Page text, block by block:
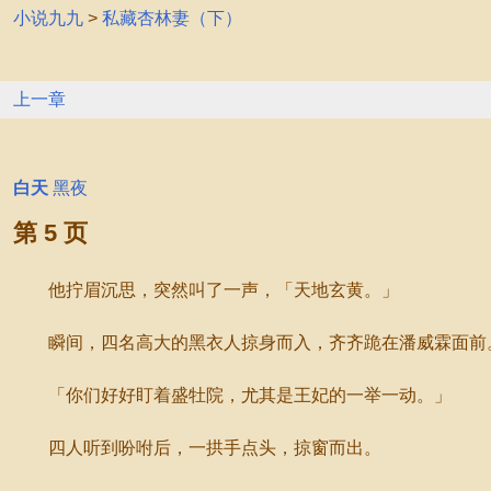
小说九九 > 私藏杏林妻（下）
上一章
白天 黑夜
第 5 页
他拧眉沉思，突然叫了一声，「天地玄黄。」
瞬间，四名高大的黑衣人掠身而入，齐齐跪在潘威霖面前
「你们好好盯着盛牡院，尤其是王妃的一举一动。」
四人听到吩咐后，一拱手点头，掠窗而出。